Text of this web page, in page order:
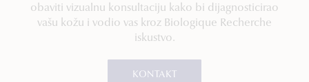
obaviti vizualnu konsultaciju kako bi dijagnosticirao
vašu kožu i vodio vas kroz Biologique Recherche
iskustvo.
KONTAKT